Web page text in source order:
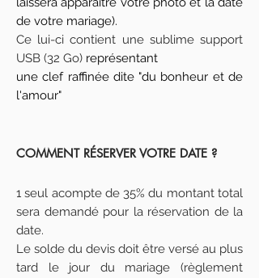
de votre mariage).
Ce lui-ci contient une sublime support
USB (32 Go) représentant
une clef raffinée dite "du bonheur et de
l'amour"
COMMENT RÉSERVER VOTRE DATE ?
1 seul acompte de 35% du montant total
sera demandé pour la réservation de la
date.
Le solde du devis doit être versé au plus
tard le jour du mariage (règlement